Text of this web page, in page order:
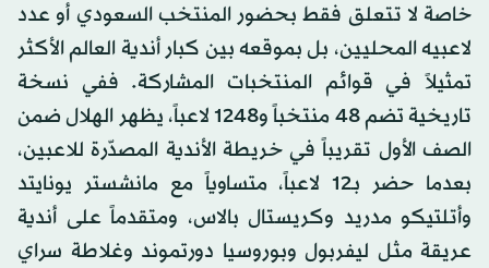
خاصة لا تتعلق فقط بحضور المنتخب السعودي أو عدد
لاعبيه المحليين، بل بموقعه بين كبار أندية العالم الأكثر
تمثيلاً في قوائم المنتخبات المشاركة. ففي نسخة
تاريخية تضم 48 منتخباً و1248 لاعباً، يظهر الهلال ضمن
الصف الأول تقريباً في خريطة الأندية المصدّرة للاعبين،
بعدما حضر بـ12 لاعباً، متساوياً مع مانشستر يونايتد
وأتلتيكو مدريد وكريستال بالاس، ومتقدماً على أندية
عريقة مثل ليفربول وبوروسيا دورتموند وغلاطة سراي